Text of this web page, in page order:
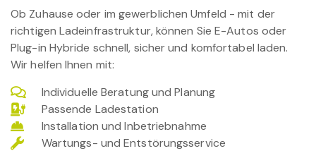
Ob Zuhause oder im gewerblichen Umfeld - mit der
richtigen Ladeinfrastruktur, können Sie E-Autos oder
Plug-in Hybride schnell, sicher und komfortabel laden.
Wir helfen Ihnen mit:
Individuelle Beratung und Planung
Passende Ladestation
Installation und Inbetriebnahme
Wartungs- und Entstörungsservice